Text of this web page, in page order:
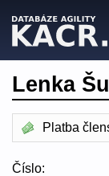
Lenka
Platba
Číslo: